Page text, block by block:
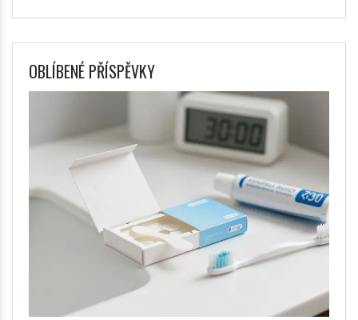
OBLÍBENÉ PŘÍSPĚVKY